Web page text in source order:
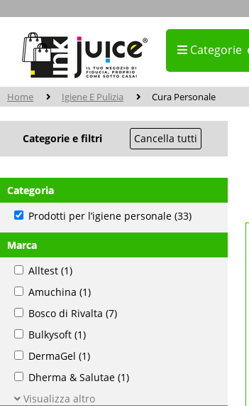
Categorie
Home Igiene E Pulizia Cura Personale
Categorie e filtri Cancella tutti
Categoria
Prodotti per l’igiene personale (33)
Marca
Alltest (1)
Amuchina (1)
Bosco di Rivalta (7)
Bulkysoft (1)
DermaGel (1)
Dherma & Salutae (1)
Visualizza altro